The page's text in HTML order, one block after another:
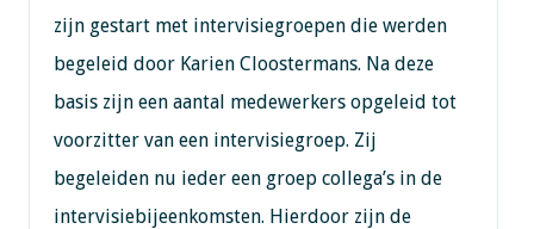
zijn gestart met intervisiegroepen die werden
begeleid door Karien Cloostermans. Na deze
basis zijn een aantal medewerkers opgeleid tot
voorzitter van een intervisiegroep. Zij
begeleiden nu ieder een groep collega’s in de
intervisiebijeenkomsten. Hierdoor zijn de